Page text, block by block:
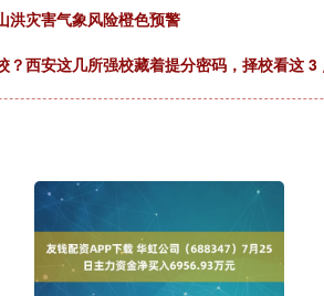
洪灾害气象风险橙色预警
？西安这几所强校藏着提分密码，择校看这